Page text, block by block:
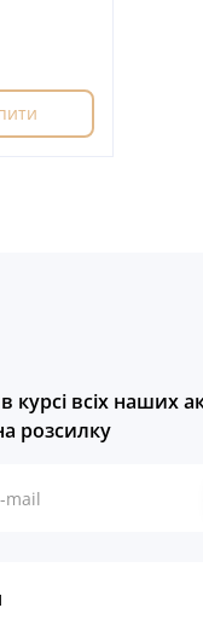
курсі всіх наших
розсилку